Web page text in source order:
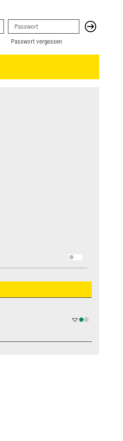
Passwort vergessen